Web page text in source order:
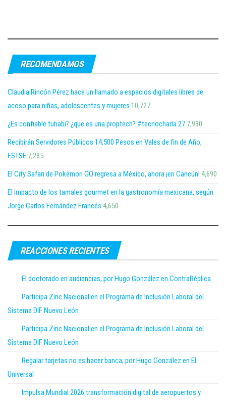
RECOMENDAMOS
Claudia Rincón Pérez hace un llamado a espacios digitales libres de
acoso para niñas, adolescentes y mujeres 10,727
¿Es confiable tuhabi? ¿que es una proptech? #tecnocharla 27 7,930
Recibirán Servidores Públicos 14,500 Pesos en Vales de fin de Año,
FSTSE 7,285
El City Safari de Pokémon GO regresa a México, ahora ¡en Cancún! 4,690
El impacto de los tamales gourmet en la gastronomía mexicana, según
Jorge Carlos Fernández Francés 4,650
REACCIONES RECIENTES
El doctorado en audiencias, por Hugo González en ContraRéplica
Participa Zinc Nacional en el Programa de Inclusión Laboral del
Sistema DIF Nuevo León
Participa Zinc Nacional en el Programa de Inclusión Laboral del
Sistema DIF Nuevo León
Regalar tarjetas no es hacer banca; por Hugo González en El
Universal
Impulsa Mundial 2026 transformación digital de aeropuertos y